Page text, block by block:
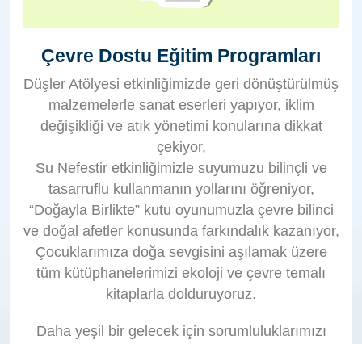
Çevre Dostu Eğitim Programları
Düşler Atölyesi etkinliğimizde geri dönüştürülmüş
malzemelerle sanat eserleri yapıyor, iklim
değişikliği ve atık yönetimi konularına dikkat
çekiyor,
Su Nefestir etkinliğimizle suyumuzu bilinçli ve
tasarruflu kullanmanın yollarını öğreniyor,
“Doğayla Birlikte” kutu oyunumuzla çevre bilinci
ve doğal afetler konusunda farkındalık kazanıyor,
Çocuklarımıza doğa sevgisini aşılamak üzere
tüm kütüphanelerimizi ekoloji ve çevre temalı
kitaplarla dolduruyoruz.
Daha yeşil bir gelecek için sorumluluklarımızı